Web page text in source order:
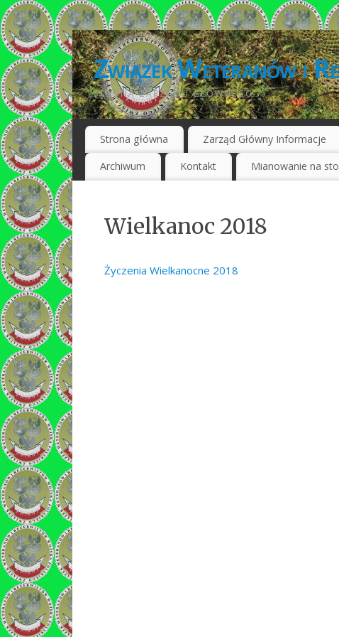
Związek Weteranów i
STRONA ZARZĄDU GŁÓWNEGO
Strona główna Zarząd Główny Informacje
Archiwum Kontakt Mianowanie na
Wielkanoc 2018
Życzenia Wielkanocne 2018